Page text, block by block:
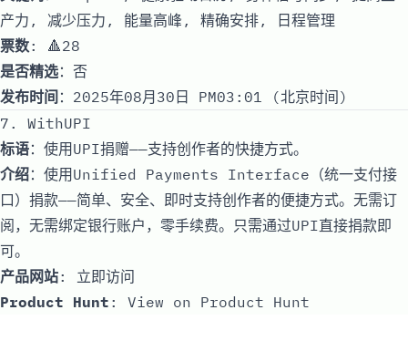
产力, 减少压力, 能量高峰, 精确安排, 日程管理
票数: 🔺28
是否精选：否
发布时间 ：2025年08月30日 PM03:01 (北京时间)
7. WithUPI
标语：使用UPI捐赠——支持创作者的快捷方式。
介绍：使用Unified Payments Interface（统一支付接
口）捐款——简单、安全、即时支持创作者的便捷方式。无需订
阅，无需绑定银行账户，零手续费。只需通过UPI直接捐款即
可。
产品网站: 立即访问
Product Hunt : View on Product Hunt